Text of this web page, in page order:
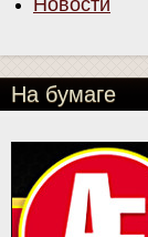
Новости
На бумаге